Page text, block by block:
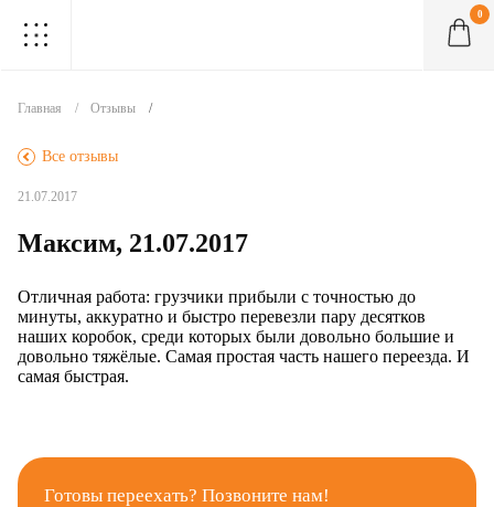
. . .
. . .
. . .
0
Главная Отзывы
Все отзывы
.
21.07.2017
Максим, 21.07.2017
Отличная работа: грузчики прибыли с точностью до
минуты, аккуратно и быстро перевезли пару десятков
наших коробок, среди которых были довольно большие и
довольно тяжёлые. Самая простая часть нашего переезда. И
самая быстрая.
Готовы переехать? Позвоните нам!